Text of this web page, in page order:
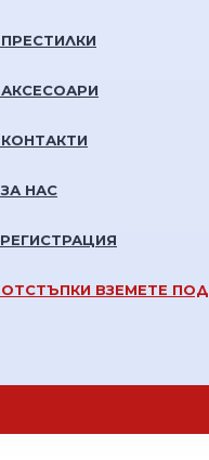
ПРЕСТИЛКИ
АКСЕСОАРИ
КОНТАКТИ
ЗА НАС
РЕГИСТРАЦИЯ
ОТСТЪПКИ ВЗЕМЕТЕ